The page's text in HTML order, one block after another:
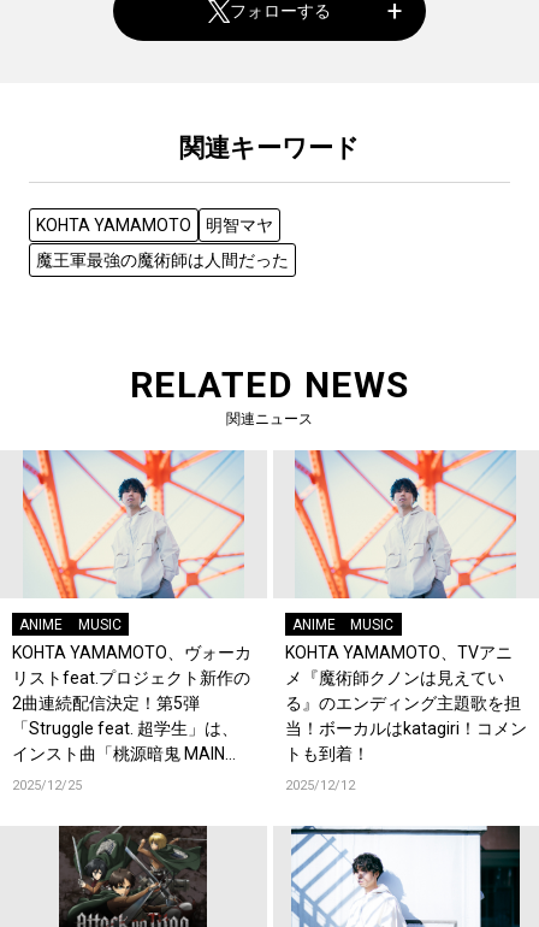
フォローする
関連キーワード
KOHTA YAMAMOTO
明智マヤ
魔王軍最強の魔術師は人間だった
RELATED NEWS
関連ニュース
ANIME MUSIC
KOHTA YAMAMOTO、ヴォーカ
リストfeat.プロジェクト新作の
2曲連続配信決定！第5弾
「Struggle feat. 超学生」は、
インスト曲「桃源暗鬼 MAIN
THEME」にヴォーカルを加えリ
2025/12/25
ANIME MUSIC
KOHTA YAMAMOTO、TVアニ
メ『魔術師クノンは見えてい
る』のエンディング主題歌を担
当！ボーカルはkatagiri！コメン
トも到着！
2025/12/12